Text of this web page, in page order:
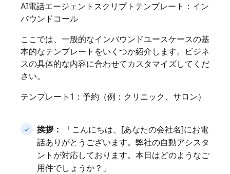
AI電話エージェントスクリプトテンプレート：イン
バウンドコール
ここでは、一般的なインバウンドユースケースの基
本的なテンプレートをいくつか紹介します。ビジネ
スの具体的な内容に合わせてカスタマイズしてくだ
さい。
テンプレート1：予約（例：クリニック、サロン）
挨拶：
「こんにちは、[あなたの会社名]にお電
話ありがとうございます。弊社の自動アシスタ
ントが対応しております。本日はどのようなご
用件でしょうか？」